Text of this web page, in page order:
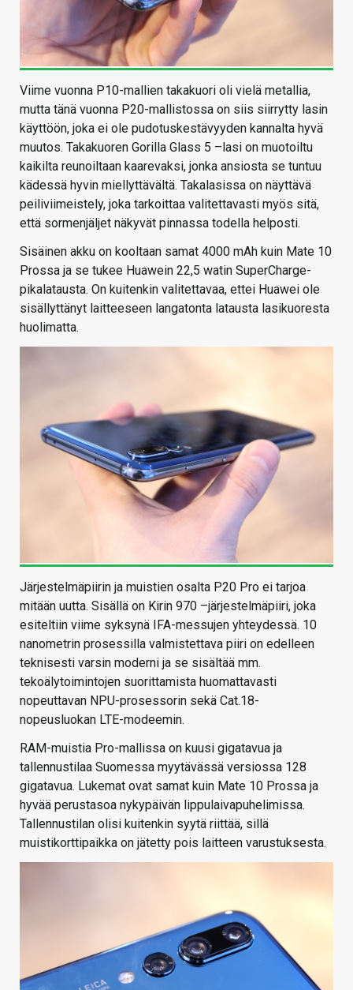
Viime vuonna P10-mallien takakuori oli vielä metallia,
mutta tänä vuonna P20-mallistossa on siis siirrytty lasin
käyttöön, joka ei ole pudotuskestävyyden kannalta hyvä
muutos. Takakuoren Gorilla Glass 5 –lasi on muotoiltu
kaikilta reunoiltaan kaarevaksi, jonka ansiosta se tuntuu
kädessä hyvin miellyttävältä. Takalasissa on näyttävä
peiliviimeistely, joka tarkoittaa valitettavasti myös sitä,
että sormenjäljet näkyvät pinnassa todella helposti.
Sisäinen akku on kooltaan samat 4000 mAh kuin Mate 10
Prossa ja se tukee Huawein 22,5 watin SuperCharge-
pikalatausta. On kuitenkin valitettavaa, ettei Huawei ole
sisällyttänyt laitteeseen langatonta latausta lasikuoresta
huolimatta.
Järjestelmäpiirin ja muistien osalta P20 Pro ei tarjoa
mitään uutta. Sisällä on Kirin 970 –järjestelmäpiiri, joka
esiteltiin viime syksynä IFA-messujen yhteydessä. 10
nanometrin prosessilla valmistettava piiri on edelleen
teknisesti varsin moderni ja se sisältää mm.
tekoälytoimintojen suorittamista huomattavasti
nopeuttavan NPU-prosessorin sekä Cat.18-
nopeusluokan LTE-modeemin.
RAM-muistia Pro-mallissa on kuusi gigatavua ja
tallennustilaa Suomessa myytävässä versiossa 128
gigatavua. Lukemat ovat samat kuin Mate 10 Prossa ja
hyvää perustasoa nykypäivän lippulaivapuhelimissa.
Tallennustilan olisi kuitenkin syytä riittää, sillä
muistikorttipaikka on jätetty pois laitteen varustuksesta.